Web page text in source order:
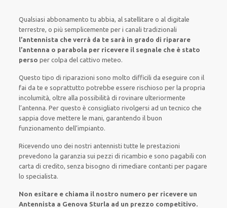
Qualsiasi abbonamento tu abbia, al satellitare o al digitale
terrestre, o più semplicemente per i canalitradizionali
l’antennista che verrà da te sarà in grado di riparare
l’antenna o parabola per ricevere il segnale che è stato
perso per colpa del cattivo meteo.
Questo tipo diriparazioni sono molto difficili daeseguire con il
fai da tee soprattutto potrebbeessere rischioso per la propria
incolumità, oltre alla possibilità dirovinare ulteriormente
l’antenna. Per questo è consigliato rivolgersi ad untecnico che
sappiadove mettere le mani, garantendo il buon
funzionamento dell’impianto.
Ricevendo uno dei nostri antennisti tutte le prestazioni
prevedono la garanzia sui pezzi di ricambio e sono pagabili con
carta di credito, senza bisogno dirimediare contanti per pagare
lo specialista.
Non esitare e chiama il nostro numero per ricevere un
Antennista a Genova Sturla ad un prezzo competitivo.